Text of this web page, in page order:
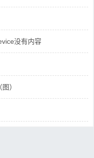
没有内容
）